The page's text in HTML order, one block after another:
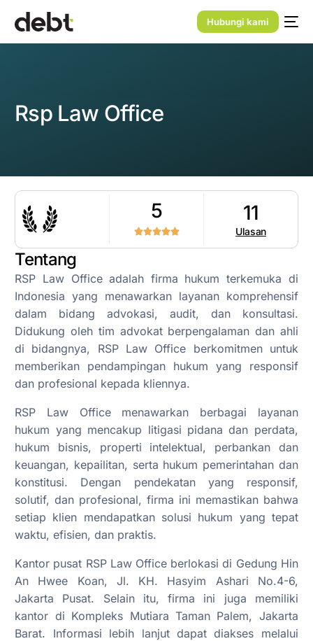
Hubungi kami
Rsp Law Office
5 11
Ulasan
Tentang
RSP Law Office adalah firma hukum terkemuka di
Indonesia yang menawarkan layanan komprehensif
dalam bidang advokasi, audit, dan konsultasi.
Didukung oleh tim advokat berpengalaman dan ahli
di bidangnya, RSP Law Office berkomitmen untuk
memberikan pendampingan hukum yang responsif
dan profesional kepada kliennya.
RSP Law Office menawarkan berbagai layanan
hukum yang mencakup litigasi pidana dan perdata,
hukum bisnis, properti intelektual, perbankan dan
keuangan, kepailitan, serta hukum pemerintahan dan
konstitusi. Dengan pendekatan yang responsif,
solutif, dan profesional, firma ini memastikan bahwa
setiap klien mendapatkan solusi hukum yang tepat
waktu, efisien, dan praktis.
Kantor pusat RSP Law Office berlokasi di Gedung Hin
An Hwee Koan, Jl. KH. Hasyim Ashari No.4-6,
Jakarta Pusat. Selain itu, firma ini juga memiliki
kantor di Kompleks Mutiara Taman Palem, Jakarta
Barat. Informasi lebih lanjut dapat diakses melalui